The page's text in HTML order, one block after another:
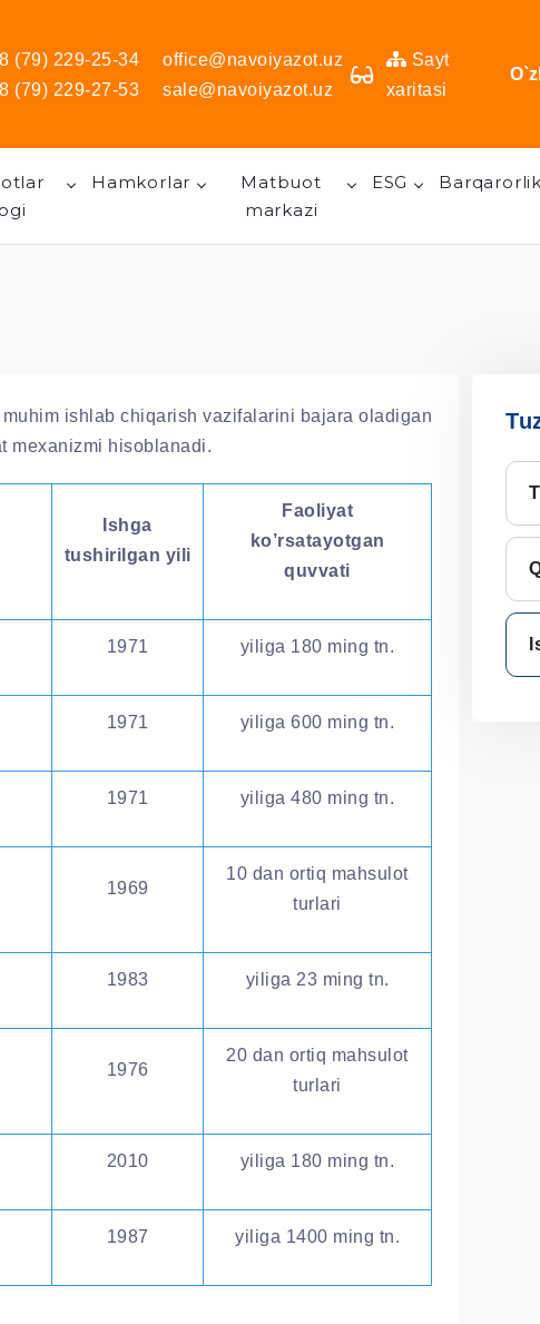
(79) 229-25-34
(79) 229-27-53
office@navoiyazot.uz
sale@navoiyazot.uz
Sayt
xaritasi
Hamkorlar
Matbuot
markazi
ESG Barqarorlik
ishlab chiqarish vazifalarini bajara oladigan
mexanizmi hisoblanadi.
Ishga
tushirilgan yili
Faoliyat
ko’rsatayotgan
quvvati
1971 yiliga 180 ming tn.
1971 yiliga 600 ming tn.
1971 yiliga 480 ming tn.
1969
10 dan ortiq mahsulot
turlari
1983 yiliga 23 ming tn.
1976
20 dan ortiq mahsulot
turlari
2010 yiliga 180 ming tn.
1987 yiliga 1400 ming tn.